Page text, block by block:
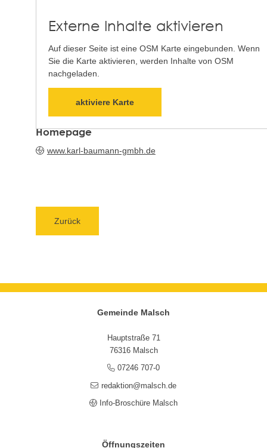
Externe Inhalte aktivieren
Auf dieser Seite ist eine OSM Karte eingebunden. Wenn
Sie die Karte aktivieren, werden Inhalte von OSM
nachgeladen.
aktiviere Karte
Homepage
www.karl-baumann-gmbh.de
Zurück
Gemeinde Malsch
Hauptstraße 71
76316 Malsch
07246 707-0
redaktion@malsch.de
Info-Broschüre Malsch
Öffnungszeiten